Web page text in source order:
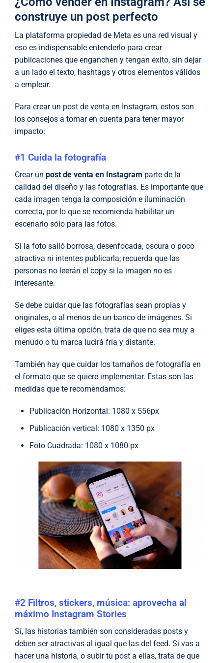
construye un post perfecto
La plataforma propiedad de Meta es una red visual y
eso es indispensable entenderlo para crear
publicaciones que enganchen y tengan éxito, sin dejar
a un lado el texto, hashtags y otros elementos válidos
a emplear.
Para crear un post de venta en Instagram, estos son
los consejos a tomar en cuenta para tener mayor
impacto:
#1 Cuida la fotografía
Crear un post de venta en Instagram parte de la
calidad del diseño y las fotografías. Es importante que
cada imagen tenga la composición e iluminación
correcta, por lo que se recomienda habilitar un
escenario sólo para las fotos.
Si la foto salió borrosa, desenfocada, oscura o poco
atractiva ni intentes publicarla; recuerda que las
personas no leerán el copy si la imagen no es
interesante.
Se debe cuidar que las fotografías sean propias y
originales, o al menos de un banco de imágenes. Si
eliges esta última opción, trata de que no sea muy a
menudo o tu marca lucirá fría y distante.
También hay que cuidar los tamaños de fotografía en
el formato que se quiere implementar. Estas son las
medidas que te recomendamos:
Publicación Horizontal: 1080 x 556px
Publicación vertical: 1080 x 1350 px
Foto Cuadrada: 1080 x 1080 px
#2 Filtros, stickers, música: aprovecha al
máximo Instagram Stories
Sí, las historias también son consideradas posts y
deben ser atractivas al igual que las del feed. Si vas a
hacer una historia, o subir tu post a ellas, trata de que